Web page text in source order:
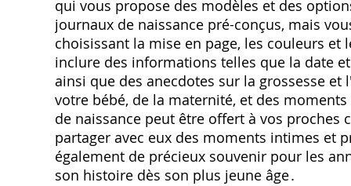
qui vous propose des modèles et des
journaux de naissance pré-conçus, mais
choisissant la mise en page, les couleurs
inclure des informations telles que la date
ainsi que des anecdotes sur la grossesse
votre bébé, de la maternité, et des
de naissance peut être offert à vos
partager avec eux des moments intimes et
également de précieux souvenir pour les
son histoire dès son plus jeune âge․